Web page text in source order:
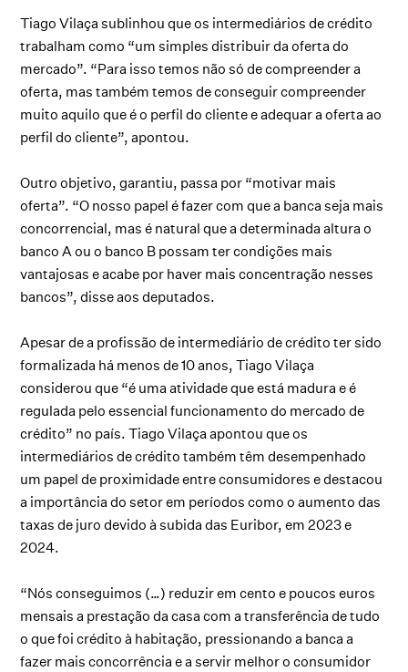
Tiago Vilaça sublinhou que os intermediários de crédito
trabalham como “um simples distribuir da oferta do
mercado”. “Para isso temos não só de compreender a
oferta, mas também temos de conseguir compreender
muito aquilo que é o perfil do cliente e adequar a oferta ao
perfil do cliente”, apontou.
Outro objetivo, garantiu, passa por “motivar mais
oferta”. “O nosso papel é fazer com que a banca seja mais
concorrencial, mas é natural que a determinada altura o
banco A ou o banco B possam ter condições mais
vantajosas e acabe por haver mais concentração nesses
bancos”, disse aos deputados.
Apesar de a profissão de intermediário de crédito ter sido
formalizada há menos de 10 anos, Tiago Vilaça
considerou que “é uma atividade que está madura e é
regulada pelo essencial funcionamento do mercado de
crédito” no país. Tiago Vilaça apontou que os
intermediários de crédito também têm desempenhado
um papel de proximidade entre consumidores e destacou
a importância do setor em períodos como o aumento das
taxas de juro devido à subida das Euribor, em 2023 e
2024.
“Nós conseguimos (…) reduzir em cento e poucos euros
mensais a prestação da casa com a transferência de tudo
o que foi crédito à habitação, pressionando a banca a
fazer mais concorrência e a servir melhor o consumidor